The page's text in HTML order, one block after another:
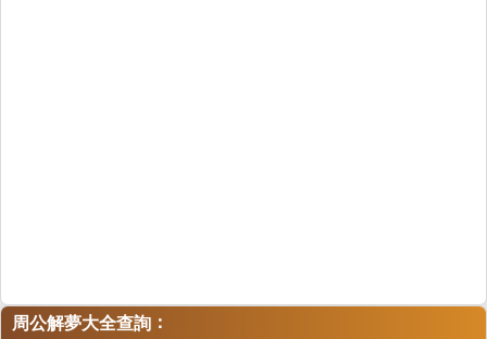
周公解夢大全查詢 ：